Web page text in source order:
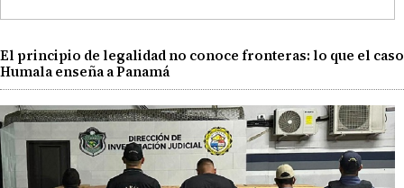
El principio de legalidad no conoce fronteras: lo que el caso
Humala enseña a Panamá